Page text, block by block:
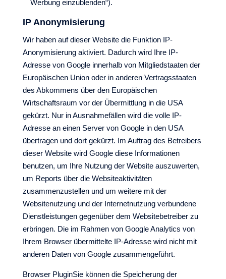
Werbung einzublenden“).
IP Anonymisierung
Wir haben auf dieser Website die Funktion IP-
Anonymisierung aktiviert. Dadurch wird Ihre IP-
Adresse von Google innerhalb von Mitgliedstaaten der
Europäischen Union oder in anderen Vertragsstaaten
des Abkommens über den Europäischen
Wirtschaftsraum vor der Übermittlung in die USA
gekürzt. Nur in Ausnahmefällen wird die volle IP-
Adresse an einen Server von Google in den USA
übertragen und dort gekürzt. Im Auftrag des Betreibers
dieser Website wird Google diese Informationen
benutzen, um Ihre Nutzung der Website auszuwerten,
um Reports über die Websiteaktivitäten
zusammenzustellen und um weitere mit der
Websitenutzung und der Internetnutzung verbundene
Dienstleistungen gegenüber dem Websitebetreiber zu
erbringen. Die im Rahmen von Google Analytics von
Ihrem Browser übermittelte IP-Adresse wird nicht mit
anderen Daten von Google zusammengeführt.
Browser PluginSie können die Speicherung der